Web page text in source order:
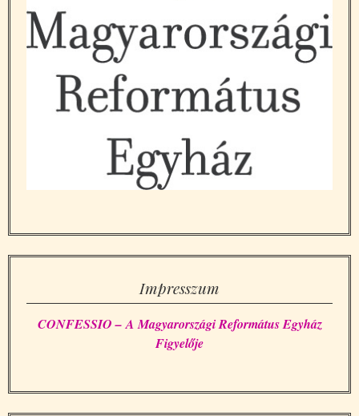
Impresszum
CONFESSIO – A Magyarországi Református Egyház
Figyelője